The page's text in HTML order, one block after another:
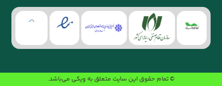
© تمام حقوق این سایت متعلق به ویکی می‌باشد.